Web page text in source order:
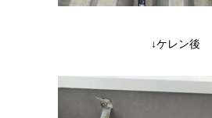
↓ケレン後